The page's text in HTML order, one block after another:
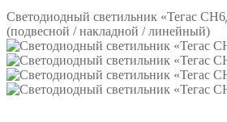
Светодиодный светильник «Тегас
(подвесной / накладной / линейный)